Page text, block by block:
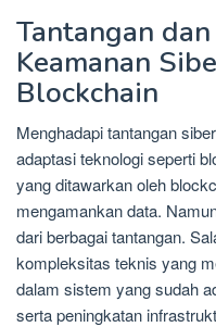
Tantangan
Keamanan
Blockchain
Menghadapi tantangan
adaptasi teknologi seperti
yang ditawarkan oleh
mengamankan data.
dari berbagai tantangan.
kompleksitas teknis yang
dalam sistem yang sudah
serta peningkatan